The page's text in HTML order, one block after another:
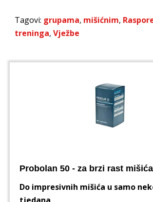
Tagovi: grupama, mišićnim,
treninga, Vježbe
Probolan 50 - za brzi rast mišića
Do impresivnih mišića u samo